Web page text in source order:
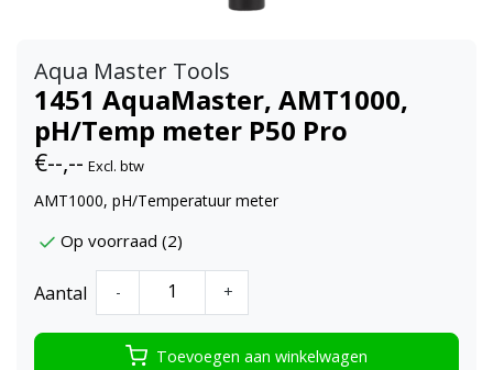
Aqua Master Tools
1451 AquaMaster, AMT1000,
pH/Temp meter P50 Pro
€--,-- Excl. btw
AMT1000, pH/Temperatuur meter
Op voorraad (2)
Aantal - +
Toevoegen aan winkelwagen